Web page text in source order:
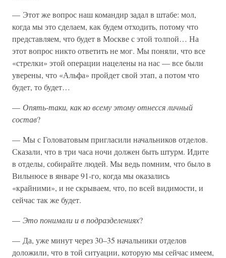
— Этот же вопрос наш командир задал в штабе: мол,
когда мы это сделаем, как будем отходить, потому что
представляем, что будет в Москве с этой толпой… На
этот вопрос никто ответить не мог. Мы поняли, что все
«стрелки» этой операции нацелены на нас — все были
уверены, что «Альфа» пройдет свой этап, а потом что
будет, то будет…
— Опять-таки, как ко всему этому отнесся личный
состав?
— Мы с Головатовым пригласили начальников отделов.
Сказали, что в три часа ночи должен быть штурм. Идите
в отделы, собирайте людей. Мы ведь помним, что было в
Вильнюсе в январе 91-го, когда мы оказались
«крайними», и не скрываем, что, по всей видимости, и
сейчас так же будет.
— Это понимали и в подразделениях?
— Да, уже минут через 30–35 начальники отделов
доложили, что в той ситуации, которую мы сейчас имеем,